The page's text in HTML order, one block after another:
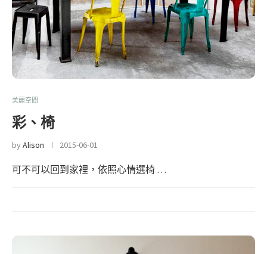
美麗空間
彩、椅
byAlison 2015-06-01
可不可以回到家裡，依照心情選椅 …